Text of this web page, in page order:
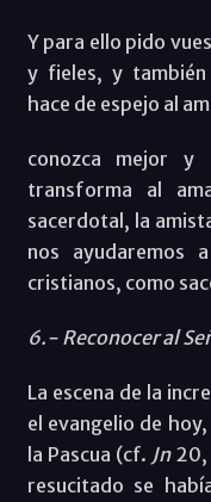
Y para ello pido
y fieles, y también
hace de espejo al
conozca mejor y
transforma al
sacerdotal, la
nos ayudaremos
cristianos, como
6.- Reconocer al
La escena de la
el evangelio de
la Pascua (cf. Jn20,
resucitado se